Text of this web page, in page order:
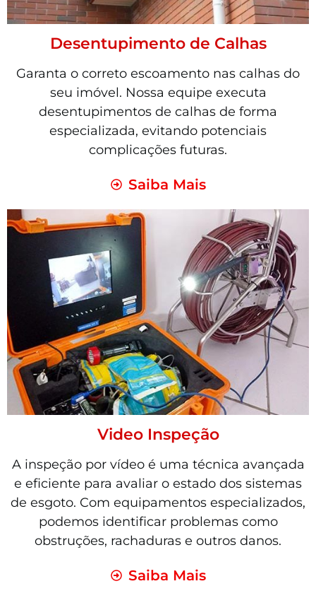
Desentupimento de Calhas
Garanta o correto escoamento nas calhas do
seu imóvel. Nossa equipe executa
desentupimentos de calhas de forma
especializada, evitando potenciais
complicações futuras.
Saiba Mais
Video Inspeção
A inspeção por vídeo é uma técnica avançada
e eficiente para avaliar o estado dos sistemas
de esgoto. Com equipamentos especializados,
podemos identificar problemas como
obstruções, rachaduras e outros danos.
Saiba Mais